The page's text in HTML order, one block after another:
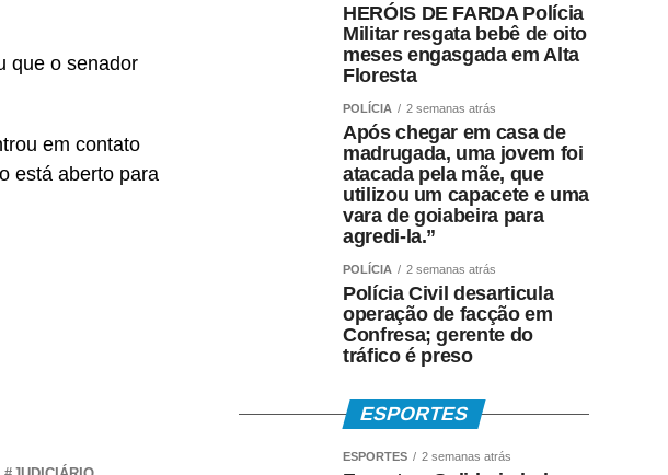
que o senador
em contato
está aberto para
HERÓIS DE FARDA Polícia
Militar resgata bebê de oito
meses engasgada em Alta
Floresta
POLÍCIA 2 semanas atrás
Após chegar em casa de
madrugada, uma jovem foi
atacada pela mãe, que
utilizou um capacete e uma
vara de goiabeira para
agredi-la.”
POLÍCIA 2 semanas atrás
Polícia Civil desarticula
operação de facção em
Confresa; gerente do
tráfico é preso
ESPORTES
ESPORTES 2 semanas atrás